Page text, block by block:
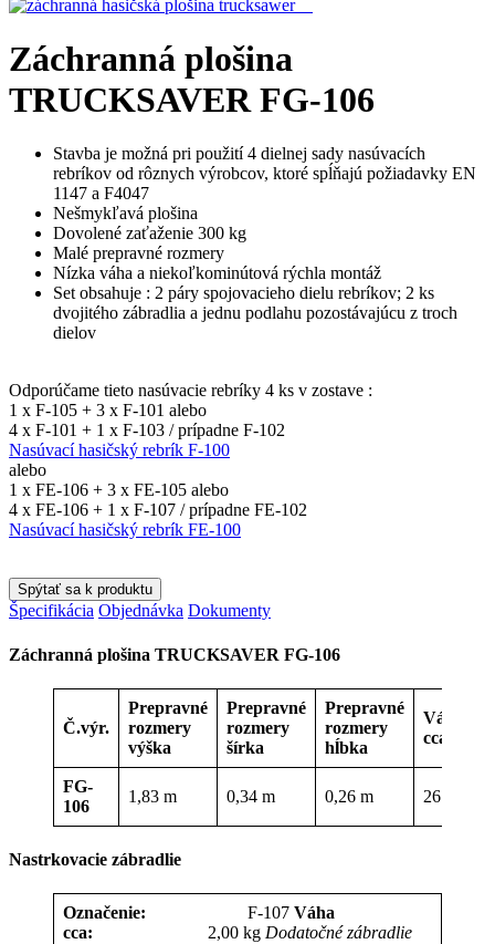
Záchranná plošina
TRUCKSAVER FG-106
Stavba je možná pri použití 4 dielnej sady nasúvacích
rebríkov od rôznych výrobcov, ktoré spĺňajú požiadavky EN
1147 a F4047
Nešmykľavá plošina
Dovolené zaťaženie 300 kg
Malé prepravné rozmery
Nízka váha a niekoľkominútová rýchla montáž
Set obsahuje : 2 páry spojovacieho dielu rebríkov; 2 ks
dvojitého zábradlia a jednu podlahu pozostávajúcu z troch
dielov
Odporúčame tieto nasúvacie rebríky 4 ks v zostave :
1 x F-105 + 3 x F-101 alebo
4 x F-101 + 1 x F-103 / prípadne F-102
Nasúvací hasičský rebrík F-100
alebo
1 x FE-106 + 3 x FE-105 alebo
4 x FE-106 + 1 x F-107 / prípadne FE-102
Nasúvací hasičský rebrík FE-100
Spýtať sa k produktu
Špecifikácia Objednávka Dokumenty
Záchranná plošina TRUCKSAVER FG-106
Č.výr.
Prepravné
rozmery
výška
Prepravné
rozmery
šírka
Prepravné
rozmery
hĺbka
Váha
cca
FG-
106
1,83 m 0,34 m 0,26 m 26 kg
Nastrkovacie zábradlie
Označenie: F-107 Váha
cca: 2,00 kg Dodatočné zábradlie